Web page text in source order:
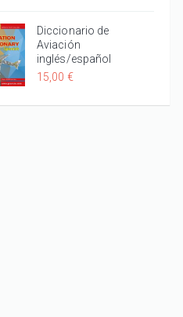
Diccionario de
Aviación
inglés/español
15,00 €